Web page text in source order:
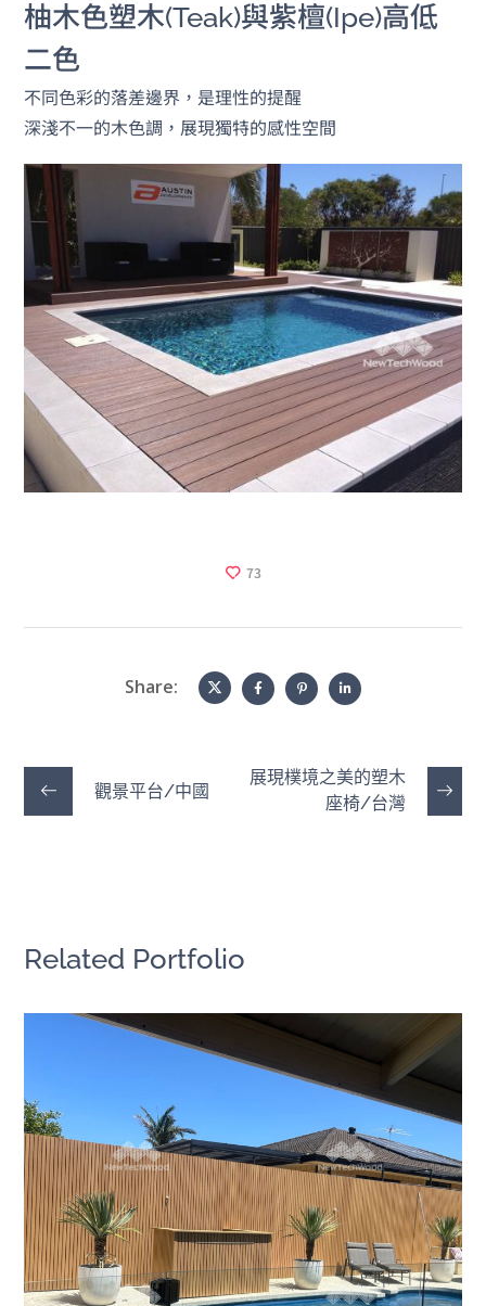
柚木色塑木(Teak)與紫檀(Ipe)高低
二色
不同色彩的落差邊界，是理性的提醒
深淺不一的木色調，展現獨特的感性空間
73
Share:
觀景平台/中國
展現樸境之美的塑木
座椅/台灣
Related Portfolio
池畔完美圍欄｜澳洲